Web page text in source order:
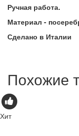
Ручная работа.
Материал -
Сделано в Италии
Похожие
Хит